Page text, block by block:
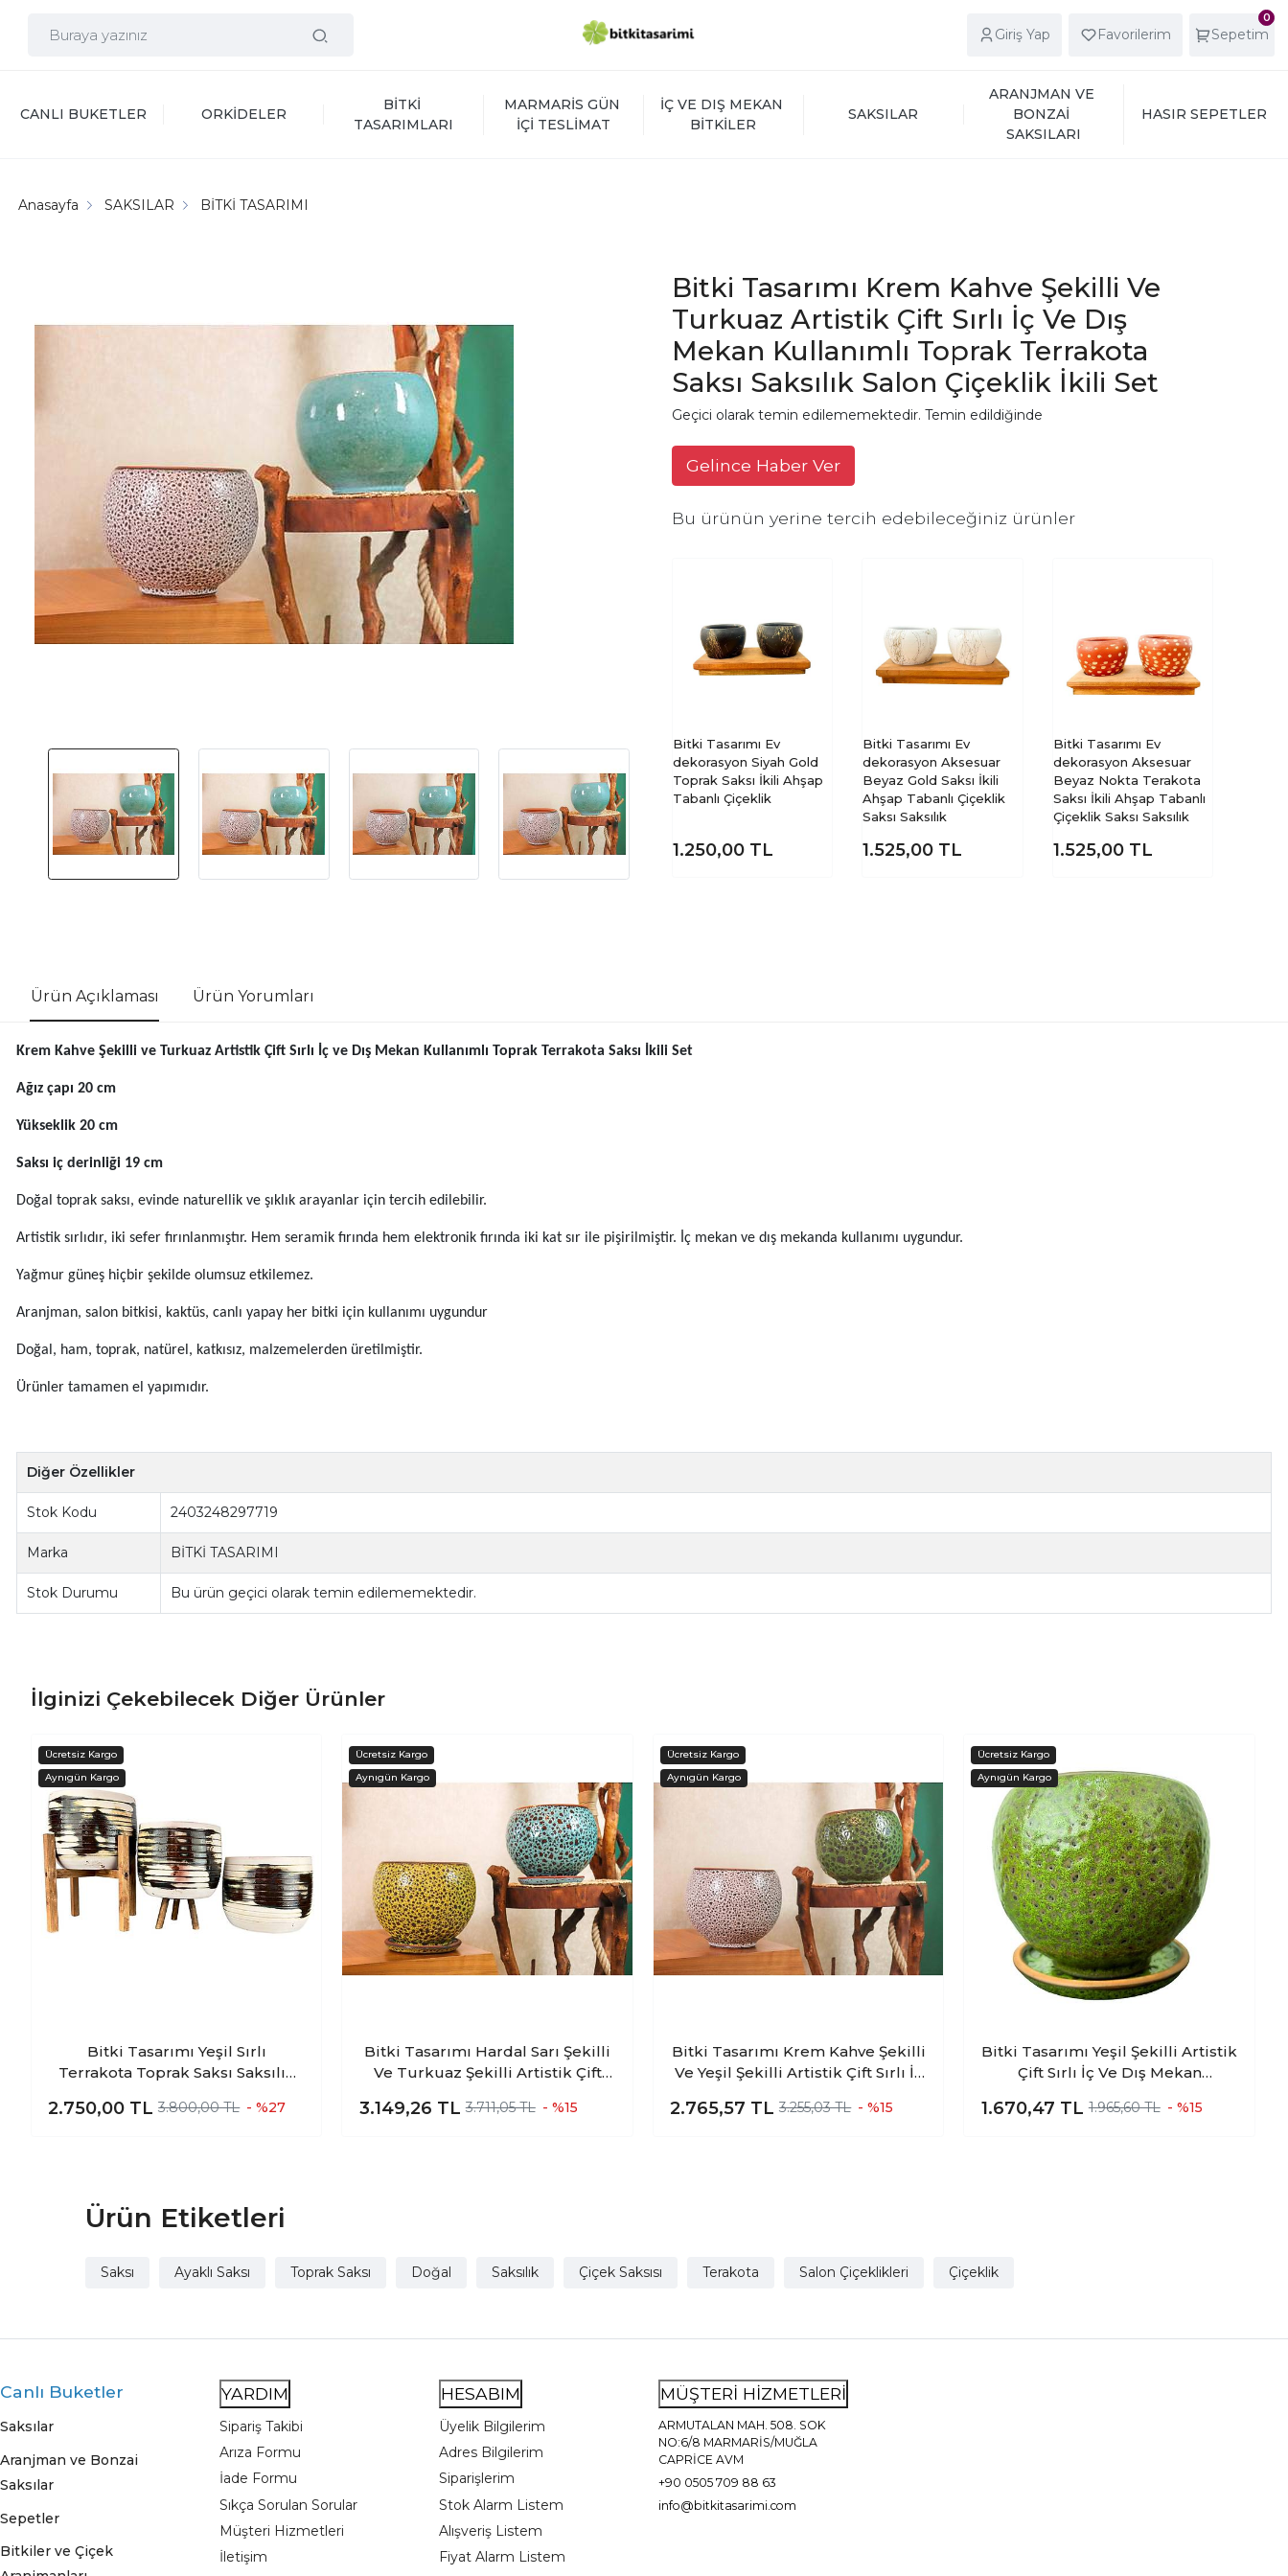
Giriş Yap Favorilerim
0
Sepetim
CANLI BUKETLER ORKİDELER
BİTKİ
TASARIMLARI
MARMARİS GÜN
İÇİ TESLİMAT
İÇ VE DIŞ MEKAN
BİTKİLER
SAKSILAR
ARANJMAN VE
BONZAİ
SAKSILARI
HASIR SEPETLER
Anasayfa SAKSILAR BİTKİ TASARIMI
Bitki Tasarımı Krem Kahve Şekilli Ve
Turkuaz Artistik Çift Sırlı İç Ve Dış
Mekan Kullanımlı Toprak Terrakota
Saksı Saksılık Salon Çiçeklik İkili Set
Geçici olarak temin edilememektedir. Temin edildiğinde
Gelince Haber Ver
Bu ürünün yerine tercih edebileceğiniz ürünler
Bitki Tasarımı Ev
dekorasyon Siyah Gold
Toprak Saksı İkili Ahşap
Tabanlı Çiçeklik
1.250,00 TL
Bitki Tasarımı Ev
dekorasyon Aksesuar
Beyaz Gold Saksı İkili
Ahşap Tabanlı Çiçeklik
Saksı Saksılık
1.525,00 TL
Bitki Tasarımı Ev
dekorasyon Aksesuar
Beyaz Nokta Terakota
Saksı İkili Ahşap Tabanlı
Çiçeklik Saksı Saksılık
1.525,00 TL
Ürün Açıklaması Ürün Yorumları
Krem Kahve Şekilli ve Turkuaz Artistik Çift Sırlı İç ve Dış Mekan Kullanımlı Toprak Terrakota Saksı İkili Set
Ağız çapı 20 cm
Yükseklik 20 cm
Saksı iç derinliği 19 cm
Doğal toprak saksı, evinde naturellik ve şıklık arayanlar için tercih edilebilir.
Artistik sırlıdır, iki sefer fırınlanmıştır. Hem seramik fırında hem elektronik fırında iki kat sır ile pişirilmiştir. İç mekan ve dış mekanda kullanımı uygundur.
Yağmur güneş hiçbir şekilde olumsuz etkilemez.
Aranjman, salon bitkisi, kaktüs, canlı yapay her bitki için kullanımı uygundur
Doğal, ham, toprak, natürel, katkısız, malzemelerden üretilmiştir.
Ürünler tamamen el yapımıdır.
Diğer Özellikler
Stok Kodu 2403248297719
Marka BİTKİ TASARIMI
Stok Durumu Bu ürün geçici olarak temin edilememektedir.
İlginizi Çekebilecek Diğer Ürünler
Bitki Tasarımı Yeşil Sırlı
Terrakota Toprak Saksı Saksılık
2.750,00 TL 3.800,00 TL - %27
Bitki Tasarımı Hardal Sarı Şekilli
Ve Turkuaz Şekilli Artistik Çift
Tabaklı Toprak Terrakota Saksı
3.149,26 TL 3.711,05 TL - %15
Bitki Tasarımı Krem Kahve Şekilli
Ve Yeşil Şekilli Artistik Çift Sırlı İç
Terrakota Saksı Saksılık Salon
2.765,57 TL 3.255,03 TL - %15
Bitki Tasarımı Yeşil Şekilli Artistik
Çift Sırlı İç Ve Dış Mekan
Terrakota Saksı Saksılık Salon
1.670,47 TL 1.965,60 TL - %15
Ürün Etiketleri
Saksı Ayaklı Saksı Toprak Saksı Doğal Saksılık Çiçek Saksısı Terakota Salon Çiçeklikleri Çiçeklik
Canlı Buketler
Saksılar
Aranjman ve Bonzai
Saksılar
Sepetler
Bitkiler ve Çiçek
YARDIM
Sipariş Takibi
Arıza Formu
İade Formu
Sıkça Sorulan Sorular
Müşteri Hizmetleri
İletişim
HESABIM
Üyelik Bilgilerim
Adres Bilgilerim
Siparişlerim
Stok Alarm Listem
Alışveriş Listem
Fiyat Alarm Listem
MÜŞTERİ HİZMETLERİ
ARMUTALAN MAH. 508. SOK
NO:6/8 MARMARİS/MUĞLA
CAPRİCE AVM
+90 0505 709 88 63
info@bitkitasarimi.com